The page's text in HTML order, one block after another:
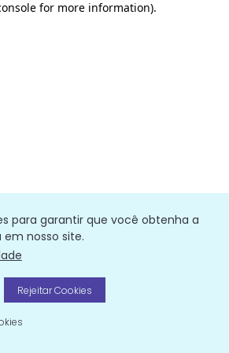
para garantir que você obtenha a
nosso site.
Rejeitar Cookies
for more information).